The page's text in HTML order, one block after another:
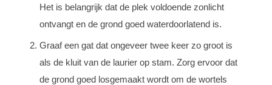
Het is belangrijk dat de plek voldoende zonlicht
ontvangt en de grond goed waterdoorlatend is.
Graaf een gat dat ongeveer twee keer zo groot is
als de kluit van de laurier op stam. Zorg ervoor dat
de grond goed losgemaakt wordt om de wortels